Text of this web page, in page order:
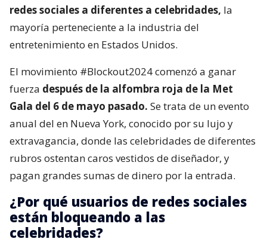
redes sociales a diferentes a celebridades, la
mayoría perteneciente a la industria del
entretenimiento en Estados Unidos.
El movimiento #Blockout2024 comenzó a ganar
fuerza después de la alfombra roja de la Met
Gala del 6 de mayo pasado. Se trata de un evento
anual del en Nueva York, conocido por su lujo y
extravagancia, donde las celebridades de diferentes
rubros ostentan caros vestidos de diseñador, y
pagan grandes sumas de dinero por la entrada.
¿Por qué usuarios de redes sociales
están bloqueando a las
celebridades?